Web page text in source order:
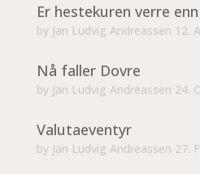
Er hestekuren verre
by Jan Ludvig Andreassen 12.
Nå faller Dovre
by Jan Ludvig Andreassen 24.
Valutaeventyr
by Jan Ludvig Andreassen 27.